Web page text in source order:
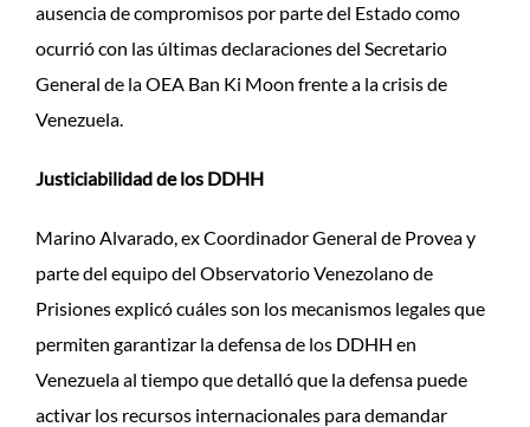
ausencia de compromisos por parte del Estado como
ocurrió con las últimas declaraciones del Secretario
General de la OEA Ban Ki Moon frente a la crisis de
Venezuela.
Justiciabilidad de los DDHH
Marino Alvarado, ex Coordinador General de Provea y
parte del equipo del Observatorio Venezolano de
Prisiones explicó cuáles son los mecanismos legales que
permiten garantizar la defensa de los DDHH en
Venezuela al tiempo que detalló que la defensa puede
activar los recursos internacionales para demandar